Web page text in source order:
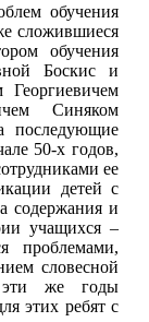
обучения
сложившиеся
обучения
Боскис и
Георгиевичем
Синяком
последующие
50-х годов,
ее
детей с
содержания и
учащихся –
проблемами,
словесной
же годы
этих ребят с